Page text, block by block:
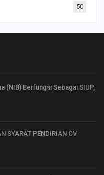
50
(NIB) Berfungsi Sebagai SIUP,
SYARAT PENDIRIAN CV